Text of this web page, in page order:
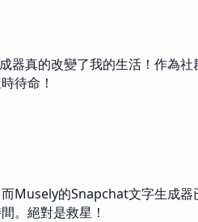
器真的改變了我的生活！作為
待命！
Musely的Snapchat文字生成
。絕對是救星！